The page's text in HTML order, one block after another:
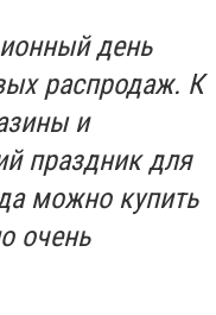
день
распродаж. К
и
праздник для
можно купить
очень